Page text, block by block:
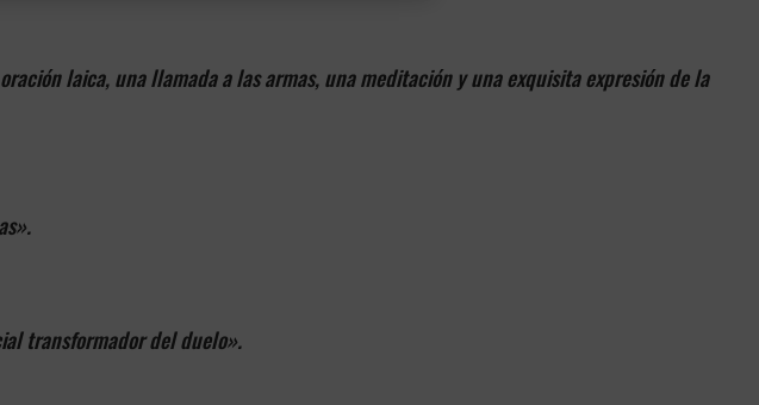
laica, una llamada a las armas, una meditación y una exquisita expresión de la
transformador del duelo».